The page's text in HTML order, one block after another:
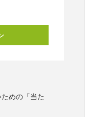
めの「当た